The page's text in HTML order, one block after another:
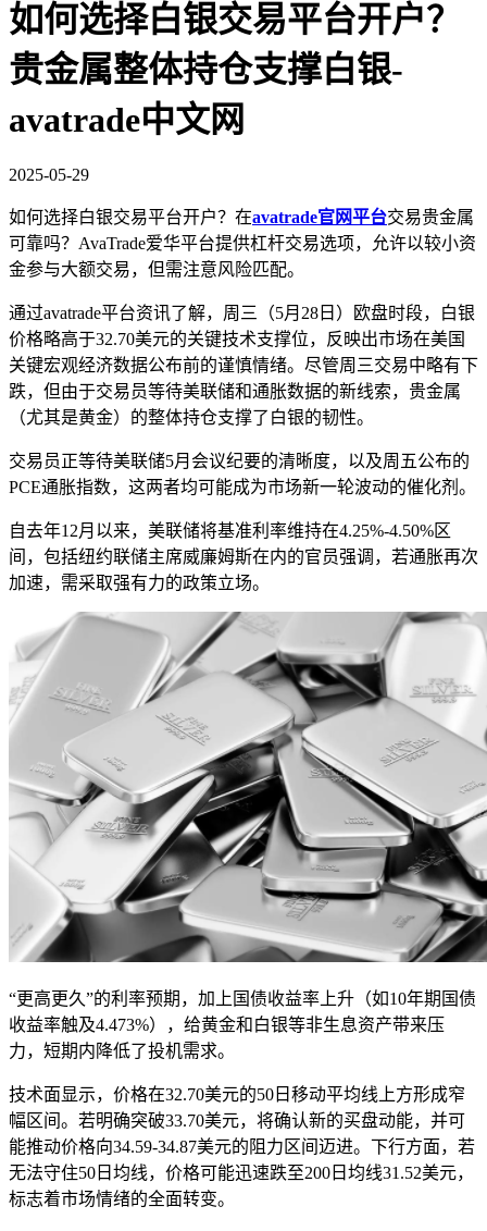
如何选择白银交易平台开户？
贵金属整体持仓支撑白银-
avatrade中文网
2025-05-29
如何选择白银交易平台开户？在avatrade官网平台交易贵金属
可靠吗？AvaTrade爱华平台提供杠杆交易选项，允许以较小资
金参与大额交易，但需注意风险匹配。
通过avatrade平台资讯了解，周三（5月28日）欧盘时段，白银
价格略高于32.70美元的关键技术支撑位，反映出市场在美国
关键宏观经济数据公布前的谨慎情绪。尽管周三交易中略有下
跌，但由于交易员等待美联储和通胀数据的新线索，贵金属
（尤其是黄金）的整体持仓支撑了白银的韧性。
交易员正等待美联储5月会议纪要的清晰度，以及周五公布的
PCE通胀指数，这两者均可能成为市场新一轮波动的催化剂。
自去年12月以来，美联储将基准利率维持在4.25%-4.50%区
间，包括纽约联储主席威廉姆斯在内的官员强调，若通胀再次
加速，需采取强有力的政策立场。
“更高更久”的利率预期，加上国债收益率上升（如10年期国债
收益率触及4.473%），给黄金和白银等非生息资产带来压
力，短期内降低了投机需求。
技术面显示，价格在32.70美元的50日移动平均线上方形成窄
幅区间。若明确突破33.70美元，将确认新的买盘动能，并可
能推动价格向34.59-34.87美元的阻力区间迈进。下行方面，若
无法守住50日均线，价格可能迅速跌至200日均线31.52美元，
标志着市场情绪的全面转变。